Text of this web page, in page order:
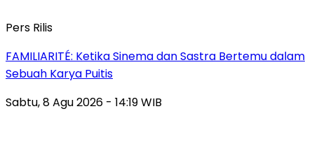
Pers Rilis
FAMILIARITÉ: Ketika Sinema dan Sastra Bertemu dalam
Sebuah Karya Puitis
Sabtu, 8 Agu 2026 - 14:19 WIB